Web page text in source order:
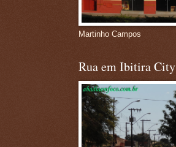
Martinho Campos
Rua em Ibitira City